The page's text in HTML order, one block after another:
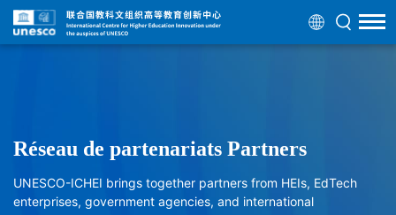
Réseau de partenariats Partners
UNESCO-ICHEI brings together partners from HEIs, EdTech
enterprises, government agencies, and international